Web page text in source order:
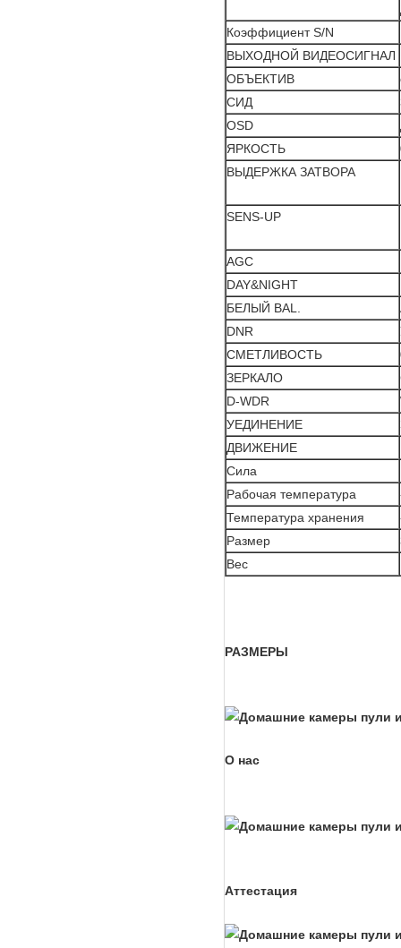
Коэффициент S/N
ВЫХОДНОЙ ВИДЕОСИГНАЛ
ОБЪЕКТИВ
СИД
OSD
ЯРКОСТЬ
ВЫДЕРЖКА ЗАТВОРА
SENS-UP
AGC
DAY&NIGHT
БЕЛЫЙ BAL.
DNR
СМЕТЛИВОСТЬ
ЗЕРКАЛО
D-WDR
УЕДИНЕНИЕ
ДВИЖЕНИЕ
Сила
Рабочая температура
Температура хранения
Размер
Вес
РАЗМЕРЫ
О нас
Аттестация